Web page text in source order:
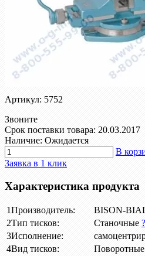
Артикул: 5752
Звоните
Срок поставки товара: 20.03.2017
Наличие: Ожидается
В
Заявка в 1 клик
Характеристика продукта
1Производитель:
BISON-
2Тип тисков: Станочные ?
3Исполнение:
4Вид тисков: Поворотные